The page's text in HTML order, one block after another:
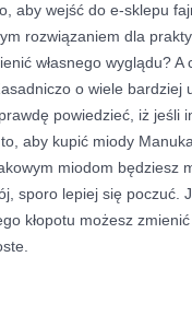
aby wejść do e-sklepu
rozwiązaniem dla
własnego wyglądu?
o wiele bardziej
powiedzieć, iż jeśli
aby kupić miody
miodom będziesz
sporo lepiej się poczuć.
kłopotu możesz